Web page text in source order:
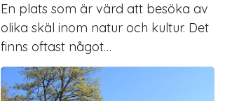
En plats som är värd att besöka av
olika skäl inom natur och kultur. Det
finns oftast något…